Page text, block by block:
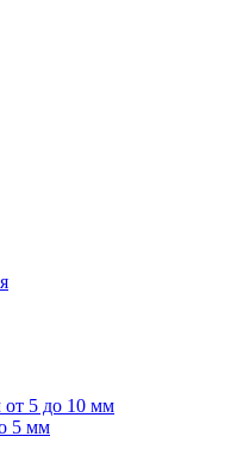
от 5 до 10 мм
5 мм